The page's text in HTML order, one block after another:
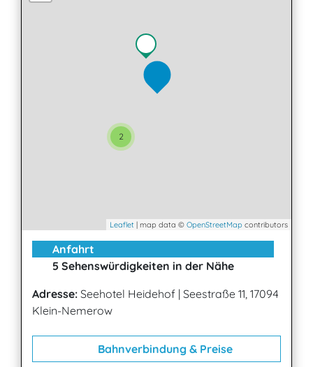
2
Leaflet | map data © OpenStreetMap contributors
Anfahrt
5 Sehenswürdigkeiten in der Nähe
Adresse: Seehotel Heidehof | Seestraße 11, 17094
Klein-Nemerow
Bahnverbindung & Preise